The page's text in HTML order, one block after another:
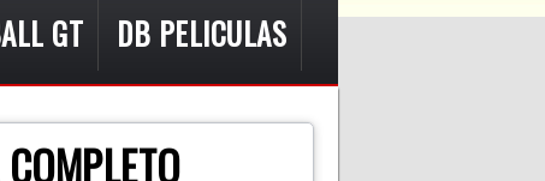
GT
DB PELICULAS